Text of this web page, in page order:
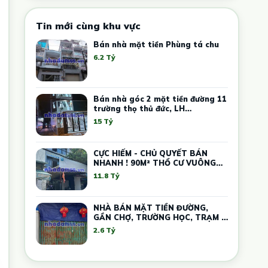
Tin mới cùng khu vực
Bán nhà mặt tiền Phùng tá chu
6.2 Tỷ
Bán nhà góc 2 mặt tiền đường 11
trường thọ thủ đức, LH
0909428959.
15 Tỷ
CỰC HIẾM - CHỦ QUYẾT BÁN
NHANH ! 90M² THỔ CƯ VUÔNG
VỨC, ĐƯỜNG SỐ 10 THỦ ĐỨC –
GIÁ THẤP HƠN THỊ TRƯỜNG -
11.8 Tỷ
NHÀ BÁN MẶT TIỀN ĐƯỜNG,
GẦN CHỢ, TRƯỜNG HỌC, TRẠM Y
TẾ..
2.6 Tỷ